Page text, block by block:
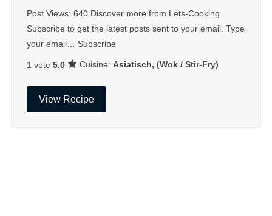
Post Views: 640 Discover more from Lets-Cooking
Subscribe to get the latest posts sent to your email. Type
your email… Subscribe
1 vote 5.0 Cuisine: Asiatisch, (Wok / Stir-Fry)
View Recipe